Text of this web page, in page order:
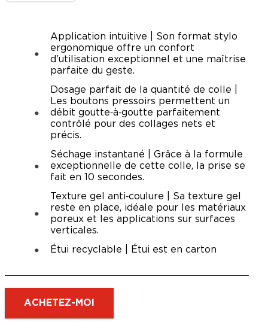
Application intuitive | Son format stylo
ergonomique offre un confort
d’utilisation exceptionnel et une maîtrise
parfaite du geste.
Dosage parfait de la quantité de colle |
Les boutons pressoirs permettent un
débit goutte‑à‑goutte parfaitement
contrôlé pour des collages nets et
précis.
Séchage instantané | Grâce à la formule
exceptionnelle de cette colle, la prise se
fait en 10 secondes.
Texture gel anti‑coulure | Sa texture gel
reste en place, idéale pour les matériaux
poreux et les applications sur surfaces
verticales.
Étui recyclable | Étui est en carton
ACHETEZ-MOI